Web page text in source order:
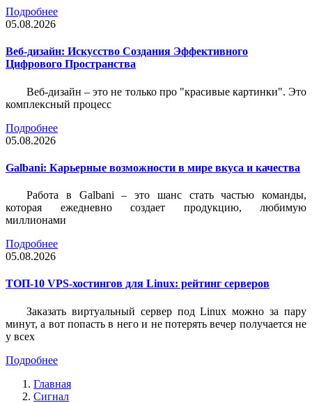
Подробнее
05.08.2026
Веб-дизайн: Искусство Создания Эффективного
Цифрового Пространства
Веб-дизайн – это не только про "красивые картинки". Это
комплексный процесс
Подробнее
05.08.2026
Galbani: Карьерные возможности в мире вкуса и качества
Работа в Galbani – это шанс стать частью команды,
которая ежедневно создает продукцию, любимую
миллионами
Подробнее
05.08.2026
ТОП-10 VPS-хостингов для Linux: рейтинг серверов
Заказать виртуальный сервер под Linux можно за пару
минут, а вот попасть в него и не потерять вечер получается не
у всех
Подробнее
Главная
Сигнал